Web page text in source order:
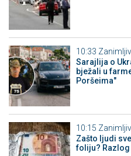
10:33
Sarajlija o
bježali u
Poršeima"
10:15
Zašto ljudi
foliju?